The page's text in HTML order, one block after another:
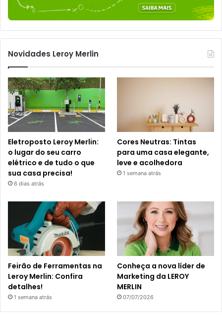
Novidades Leroy Merlin
Eletroposto Leroy Merlin:
o lugar do seu carro
elétrico e de tudo o que
sua casa precisa!
6 dias atrás
Cores Neutras: Tintas
para uma casa elegante,
leve e acolhedora
1 semana atrás
Feirão de Ferramentas na
Leroy Merlin: Confira
detalhes!
1 semana atrás
Conheça a nova líder de
Marketing da LEROY
MERLIN
07/07/2026